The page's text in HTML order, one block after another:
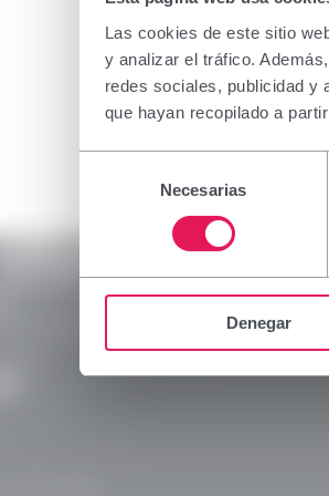
Las cookies de este sitio
y analizar el tráfico.
redes sociales, publicidad y
que hayan recopilado a
consentimiento
Necesarias
Denegar
a
su
rogamos
Declaro